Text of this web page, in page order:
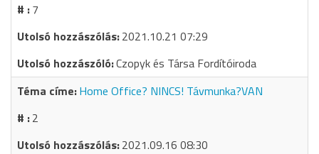
7
2021.10.21 07:29
Czopyk és Társa Fordítóiroda
Home Office? NINCS! Távmunka?VAN
2
2021.09.16 08:30